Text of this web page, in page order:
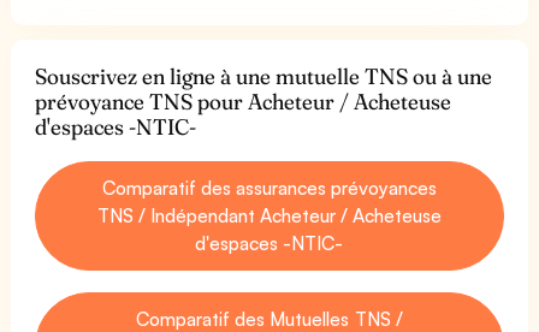
Souscrivez en ligne à une mutuelle TNS ou à une
prévoyance TNS pour Acheteur / Acheteuse
d'espaces -NTIC-
Comparatif des assurances prévoyances
TNS / Indépendant Acheteur / Acheteuse
d'espaces -NTIC-
Comparatif des Mutuelles TNS /